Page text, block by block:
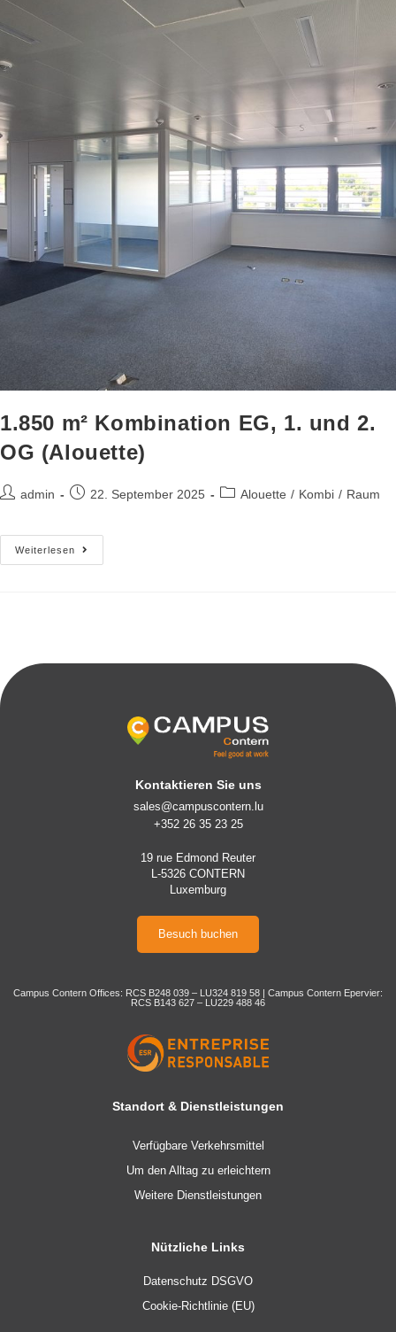
1.850 m² Kombination EG, 1. und 2.
OG (Alouette)
admin 22. September 2025 Alouette / Kombi / Raum
Weiterlesen
Kontaktieren Sie uns
sales@campuscontern.lu
+352 26 35 23 25
19 rue Edmond Reuter
L-5326 CONTERN
Luxemburg
Besuch buchen
Campus Contern Offices: RCS B248 039 – LU324 819 58 | Campus Contern Epervier:
RCS B143 627 – LU229 488 46
Standort & Dienstleistungen
Verfügbare Verkehrsmittel
Um den Alltag zu erleichtern
Weitere Dienstleistungen
Nützliche Links
Datenschutz DSGVO
Cookie-Richtlinie (EU)